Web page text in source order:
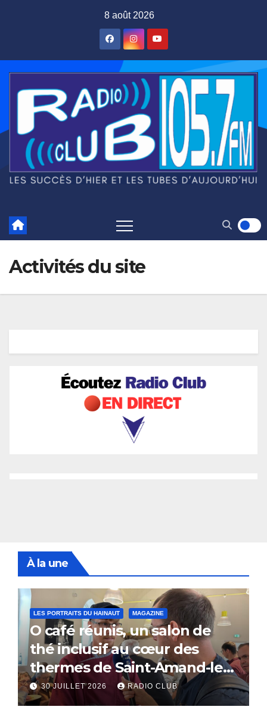
8 août 2026
Activités du site
À la une
LES PORTRAITS DU HAINAUT MAGAZINE
O café réunis, un salon de
thé inclusif au cœur des
thermes de Saint-Amand-les-
Eaux
30 JUILLET 2026 RADIO CLUB